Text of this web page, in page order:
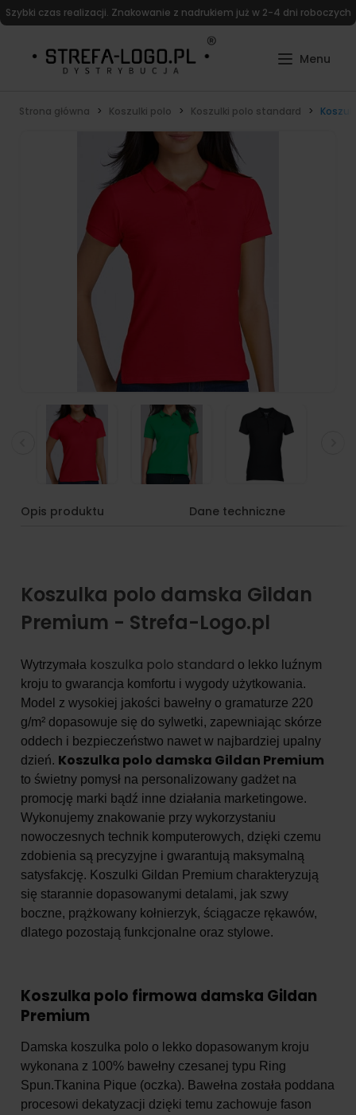
Szybki czas realizacji. Znakowanie z nadrukiem już w 2-4 dni roboczych
Strona główna Koszulki polo Koszulki polo standard
Opis produktu Dane techniczne
Koszulka polo damska Gildan
Premium - Strefa-Logo.pl
Wytrzymała koszulka polo standard o lekko luźnym
kroju to gwarancja komfortu i wygody użytkowania.
Model z wysokiej jakości bawełny o gramaturze 220
g/m² dopasowuje się do sylwetki, zapewniając skórze
oddech i bezpieczeństwo nawet w najbardziej upalny
dzień. Koszulka polo damska Gildan Premium
to świetny pomysł na personalizowany gadżet na
promocję marki bądź inne działania marketingowe.
Wykonujemy znakowanie przy wykorzystaniu
nowoczesnych technik komputerowych, dzięki czemu
zdobienia są precyzyjne i gwarantują maksymalną
satysfakcję. Koszulki Gildan Premium charakteryzują
się starannie dopasowanymi detalami, jak szwy
boczne, prążkowany kołnierzyk, ściągacze rękawów,
dlatego pozostają funkcjonalne oraz stylowe.
Koszulka polo firmowa damska Gildan
Premium
Damska koszulka polo o lekko dopasowanym kroju
wykonana z 100% bawełny czesanej typu Ring
Spun.Tkanina Pique (oczka). Bawełna została poddana
procesowi dekatyzacji dzięki temu zachowuje fason